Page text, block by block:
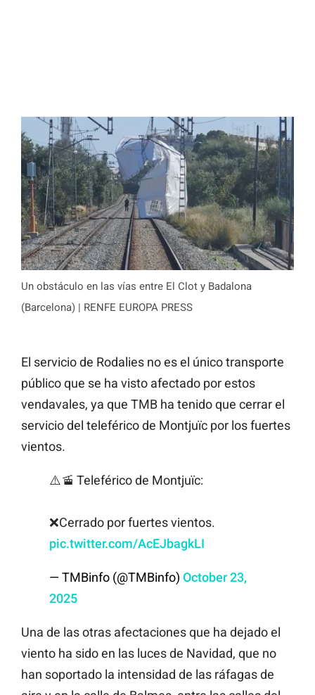
Un obstáculo en las vías entre El Clot y Badalona
(Barcelona) | RENFE EUROPA PRESS
El servicio de Rodalies no es el único transporte
público que se ha visto afectado por estos
vendavales, ya que TMB ha tenido que cerrar el
servicio del teleférico de Montjuïc por los fuertes
vientos.
⚠️🚡 Teleférico de Montjuïc:
❌Cerrado por fuertes vientos.
pic.twitter.com/AcEJbagkLI
— TMBinfo (@TMBinfo) October 23,
2025
Una de las otras afectaciones que ha dejado el
viento ha sido en las luces de Navidad, que no
han soportado la intensidad de las ráfagas de